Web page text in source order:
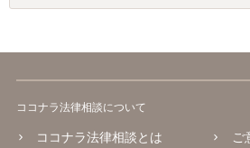
ココナラ法律相談について
ココナラ法律相談とは
ご